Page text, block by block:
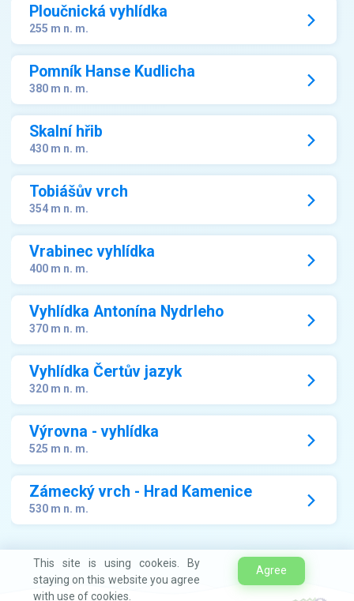
Ploučnická vyhlídka
255 m n. m.
Pomník Hanse Kudlicha
380 m n. m.
Skalní hřib
430 m n. m.
Tobiášův vrch
354 m n. m.
Vrabinec vyhlídka
400 m n. m.
Vyhlídka Antonína Nydrleho
370 m n. m.
Vyhlídka Čertův jazyk
320 m n. m.
Výrovna - vyhlídka
525 m n. m.
Zámecký vrch - Hrad Kamenice
530 m n. m.
This site is using cookeis. By
staying on this website you agree
with use of cookies.
Agree